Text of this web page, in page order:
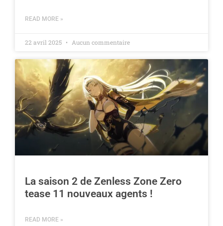
READ MORE »
22 avril 2025 Aucun commentaire
La saison 2 de Zenless Zone Zero
tease 11 nouveaux agents !
READ MORE »